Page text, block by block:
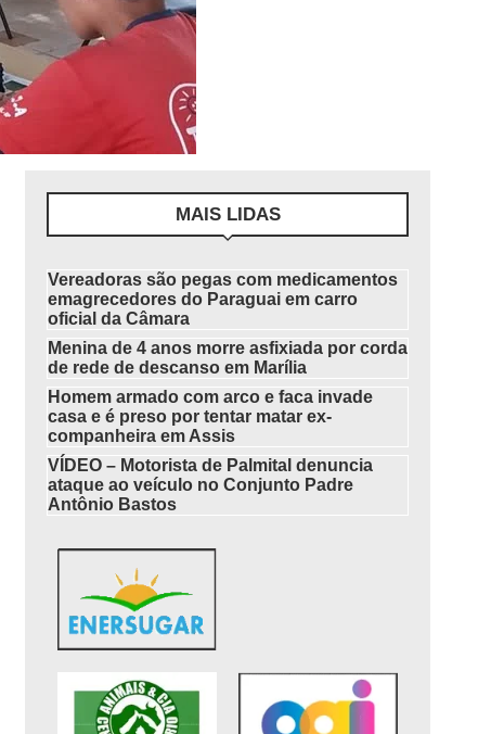
MAIS LIDAS
Vereadoras são pegas com medicamentos
emagrecedores do Paraguai em carro
oficial da Câmara
Menina de 4 anos morre asfixiada por corda
de rede de descanso em Marília
Homem armado com arco e faca invade
casa e é preso por tentar matar ex-
companheira em Assis
VÍDEO – Motorista de Palmital denuncia
ataque ao veículo no Conjunto Padre
Antônio Bastos